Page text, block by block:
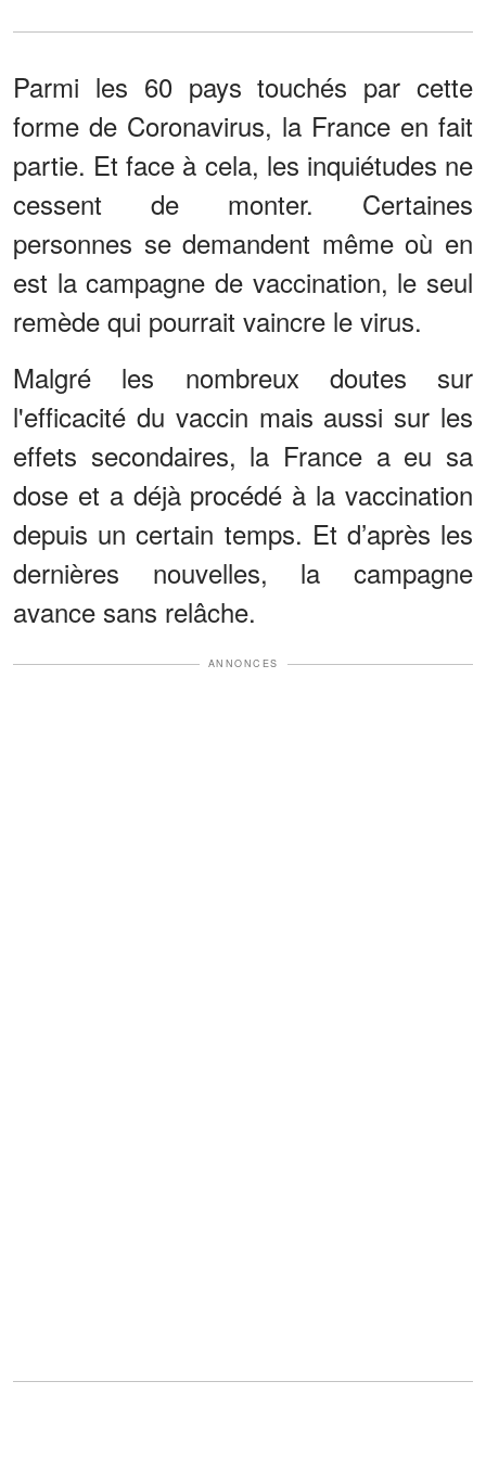
Parmi les 60 pays touchés par cette
forme de Coronavirus, la France en fait
partie. Et face à cela, les inquiétudes ne
cessent de monter. Certaines
personnes se demandent même où en
est la campagne de vaccination, le seul
remède qui pourrait vaincre le virus.
Malgré les nombreux doutes sur
l'efficacité du vaccin mais aussi sur les
effets secondaires, la France a eu sa
dose et a déjà procédé à la vaccination
depuis un certain temps. Et d’après les
dernières nouvelles, la campagne
avance sans relâche.
ANNONCES